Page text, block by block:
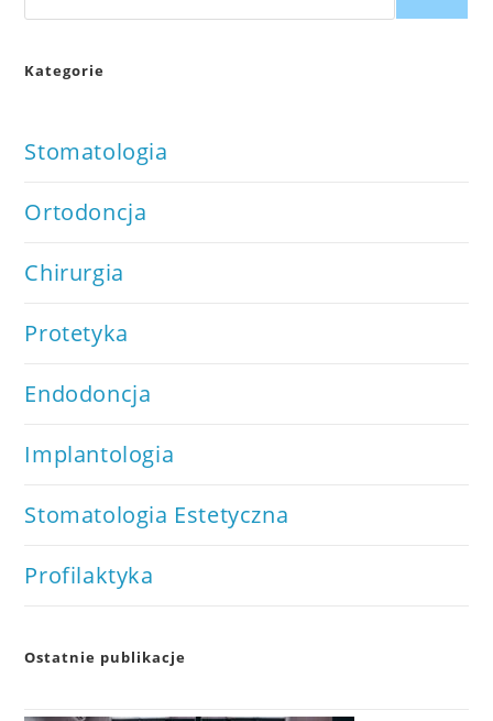
Kategorie
Stomatologia
Ortodoncja
Chirurgia
Protetyka
Endodoncja
Implantologia
Stomatologia Estetyczna
Profilaktyka
Ostatnie publikacje